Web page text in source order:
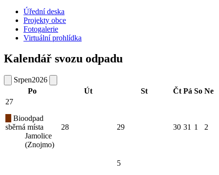
Úřední deska
Projekty obce
Fotogalerie
Virtuální prohlídka
Kalendář svozu odpadu
Srpen2026
Po
Út St Čt Pá So Ne
27
Bioodpad
sběrná místa
Jamolice
(Znojmo)
28 29 30 31 1 2
5